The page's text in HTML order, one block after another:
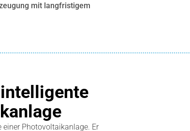
mit langfristigem
einer Photovoltaikanlage. Er